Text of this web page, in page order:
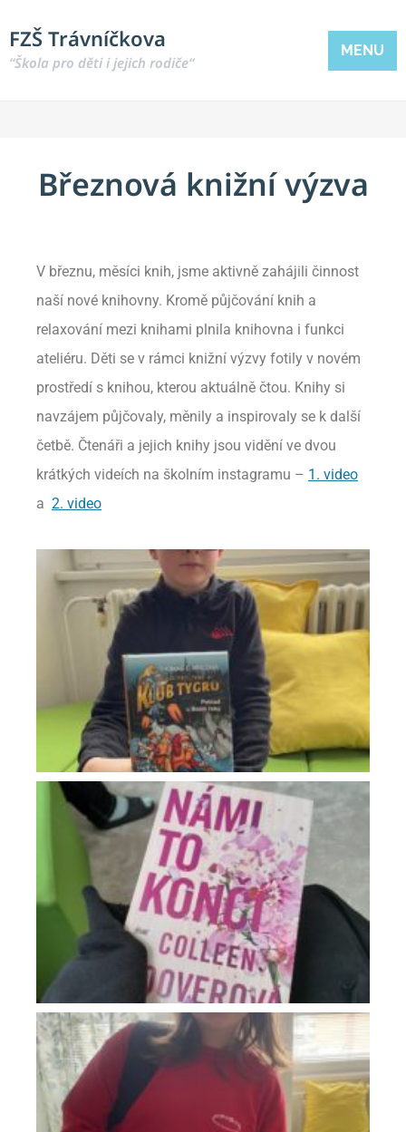
FZŠ Trávníčkova
“Škola pro děti i jejich rodiče“
MENU
Březnová knižní výzva
V březnu, měsíci knih, jsme aktivně zahájili činnost
naší nové knihovny. Kromě půjčování knih a
relaxování mezi knihami plnila knihovna i funkci
ateliéru. Děti se v rámci knižní výzvy fotily v novém
prostředí s knihou, kterou aktuálně čtou. Knihy si
navzájem půjčovaly, měnily a inspirovaly se k další
četbě. Čtenáři a jejich knihy jsou vidění ve dvou
krátkých videích na školním instagramu – 1. video
a 2. video